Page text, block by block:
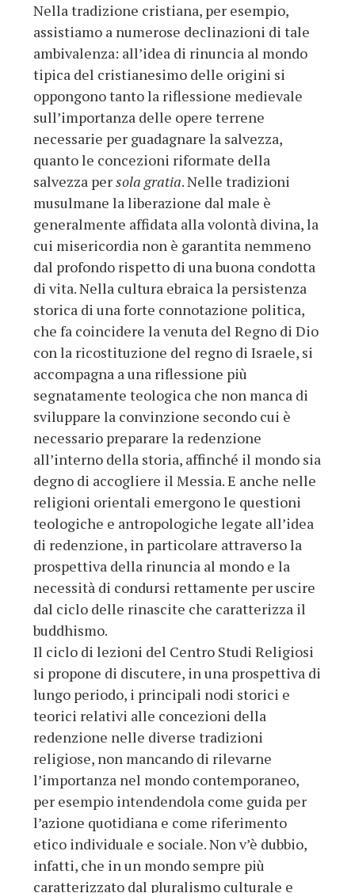
Nella tradizione cristiana, per esempio,
assistiamo a numerose declinazioni di tale
ambivalenza: all’idea di rinuncia al mondo
tipica del cristianesimo delle origini si
oppongono tanto la riflessione medievale
sull’importanza delle opere terrene
necessarie per guadagnare la salvezza,
quanto le concezioni riformate della
salvezza persola gratia. Nelle tradizioni
musulmane la liberazione dal male è
generalmente affidata alla volontà divina, la
cui misericordia non è garantita nemmeno
dal profondo rispetto di una buona condotta
di vita. Nella cultura ebraica la persistenza
storica di una forte connotazione politica,
che fa coincidere la venuta del Regno di Dio
con la ricostituzione del regno di Israele, si
accompagna a una riflessione più
segnatamente teologica che non manca di
sviluppare la convinzione secondo cui è
necessario preparare la redenzione
all’interno della storia, affinché il mondo sia
degno di accogliere il Messia. E anche nelle
religioni orientali emergono le questioni
teologiche e antropologiche legate all’idea
di redenzione, in particolare attraverso la
prospettiva della rinuncia al mondo e la
necessità di condursi rettamente per uscire
dal ciclo delle rinascite che caratterizza il
buddhismo.
Il ciclo di lezioni del Centro Studi Religiosi
si propone di discutere, in una prospettiva di
lungo periodo, i principali nodi storici e
teorici relativi alle concezioni della
redenzione nelle diverse tradizioni
religiose, non mancando di rilevarne
l’importanza nel mondo contemporaneo,
per esempio intendendola come guida per
l’azione quotidiana e come riferimento
etico individuale e sociale. Non v’è dubbio,
infatti, che in un mondo sempre più
caratterizzato dal pluralismo culturale e